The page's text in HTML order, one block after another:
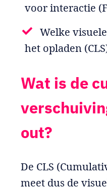
voor interactie
Welke
het opladen
Wat is de
out?
De CLS
meet dus de